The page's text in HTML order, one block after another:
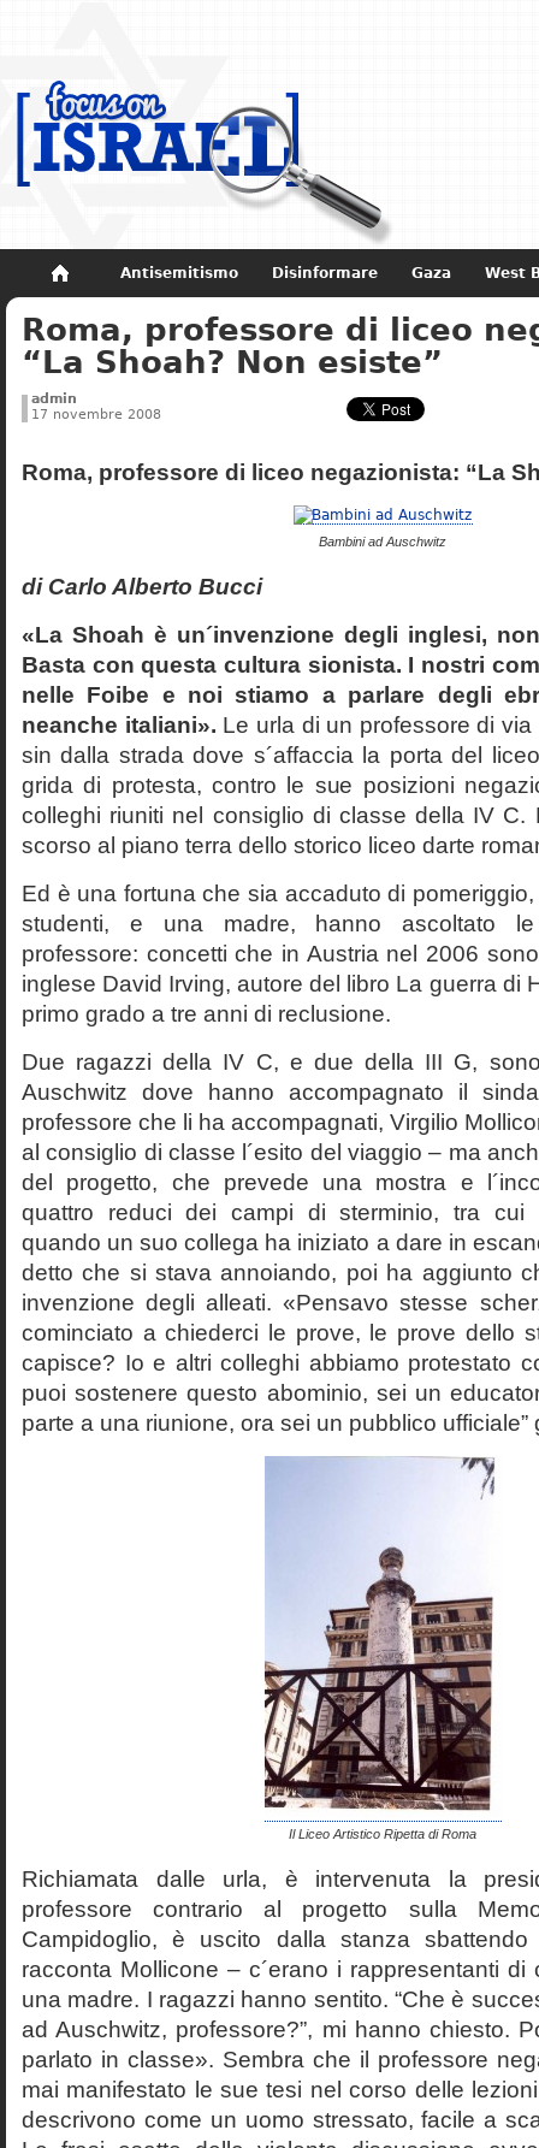
Antisemitismo Disinformare Gaza West
Non dimenticare Storia di Israele
Roma, professore di liceo
“La Shoah? Non esiste”
admin
17 novembre 2008
Roma, professore di liceo negazionista: “La
Bambini ad Auschwitz
di Carlo Alberto Bucci
«La Shoah è un´invenzione degli inglesi,
Basta con questa cultura sionista. I nostri
nelle Foibe e noi stiamo a parlare degli
neanche italiani». Le urla di un professore di
sin dalla strada dove s´affaccia la porta del
grida di protesta, contro le sue posizioni
colleghi riuniti nel consiglio di classe della IV C.
scorso al piano terra dello storico liceo darte
Ed è una fortuna che sia accaduto di
studenti, e una madre, hanno ascoltato le
professore: concetti che in Austria nel 2006
inglese David Irving, autore del libro La guerra di
primo grado a tre anni di reclusione.
Due ragazzi della IV C, e due della III G,
Auschwitz dove hanno accompagnato il
professore che li ha accompagnati, Virgilio
al consiglio di classe l´esito del viaggio – ma
del progetto, che prevede una mostra e
quattro reduci dei campi di sterminio, tra cui
quando un suo collega ha iniziato a dare in
detto che si stava annoiando, poi ha aggiunto
invenzione degli alleati. «Pensavo stesse
cominciato a chiederci le prove, le prove dello
capisce? Io e altri colleghi abbiamo protestato
puoi sostenere questo abominio, sei un
parte a una riunione, ora sei un pubblico ufficiale”
Il Liceo Artistico Ripetta di Roma
Richiamata dalle urla, è intervenuta la
professore contrario al progetto sulla
Campidoglio, è uscito dalla stanza
racconta Mollicone – c´erano i rappresentanti
una madre. I ragazzi hanno sentito. “Che è
ad Auschwitz, professore?”, mi hanno chiesto.
parlato in classe». Sembra che il professore
mai manifestato le sue tesi nel corso delle
descrivono come un uomo stressato, facile a